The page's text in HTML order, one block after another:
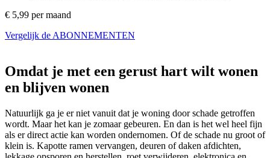
€ 5,99 per maand
Vergelijk de ABONNEMENTEN
Omdat je met een gerust hart wilt wonen
en blijven wonen
Natuurlijk ga je er niet vanuit dat je woning door schade getroffen
wordt. Maar het kan je zomaar gebeuren. En dan is het wel heel fijn
als er direct actie kan worden ondernomen. Of de schade nu groot of
klein is. Kapotte ramen vervangen, deuren of daken afdichten,